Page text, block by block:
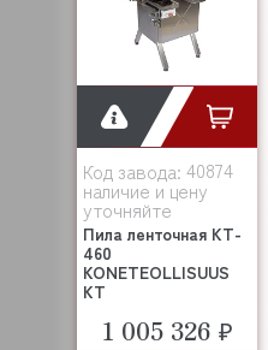
Код завода: 40874
наличие и цену
уточняйте
Пила ленточная KT-
460
KONETEOLLISUUS
KT
1 005 326 ₽